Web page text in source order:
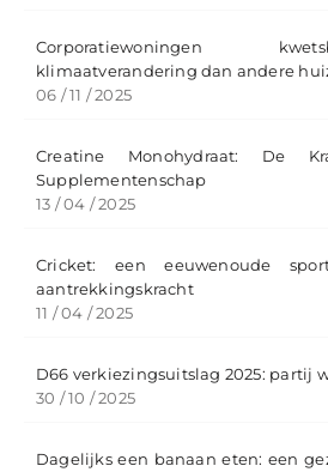
Corporatiewoningen
klimaatverandering dan andere
06 / 11 / 2025
Creatine Monohydraat: De
Supplementenschap
13 / 04 / 2025
Cricket: een eeuwenoude
aantrekkingskracht
11 / 04 / 2025
D66 verkiezingsuitslag 2025: partij
30 / 10 / 2025
Dagelijks een banaan eten: een